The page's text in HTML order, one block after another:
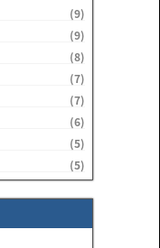
(9)
(9)
(8)
(7)
(7)
(6)
(5)
(5)